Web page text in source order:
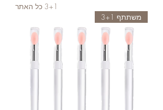
3+1 כל האתר
משתתף 3+1